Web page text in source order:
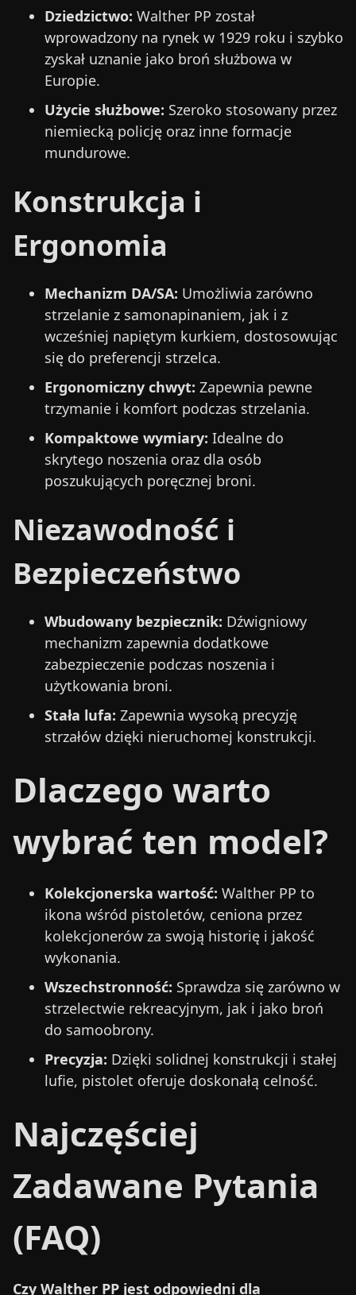
Dziedzictwo: Walther PP został
wprowadzony na rynek w 1929 roku i szybko
zyskał uznanie jako broń służbowa w
Europie.
Użycie służbowe: Szeroko stosowany przez
niemiecką policję oraz inne formacje
mundurowe.
Konstrukcja i
Ergonomia
Mechanizm DA/SA: Umożliwia zarówno
strzelanie z samonapinaniem, jak i z
wcześniej napiętym kurkiem, dostosowując
się do preferencji strzelca.
Ergonomiczny chwyt: Zapewnia pewne
trzymanie i komfort podczas strzelania.
Kompaktowe wymiary: Idealne do
skrytego noszenia oraz dla osób
poszukujących poręcznej broni.
Niezawodność i
Bezpieczeństwo
Wbudowany bezpiecznik: Dźwigniowy
mechanizm zapewnia dodatkowe
zabezpieczenie podczas noszenia i
użytkowania broni.
Stała lufa: Zapewnia wysoką precyzję
strzałów dzięki nieruchomej konstrukcji.
Dlaczego warto
wybrać ten model?
Kolekcjonerska wartość: Walther PP to
ikona wśród pistoletów, ceniona przez
kolekcjonerów za swoją historię i jakość
wykonania.
Wszechstronność: Sprawdza się zarówno w
strzelectwie rekreacyjnym, jak i jako broń
do samoobrony.
Precyzja: Dzięki solidnej konstrukcji i stałej
lufie, pistolet oferuje doskonałą celność.
Najczęściej
Zadawane Pytania
(FAQ)
Czy Walther PP jest odpowiedni dla